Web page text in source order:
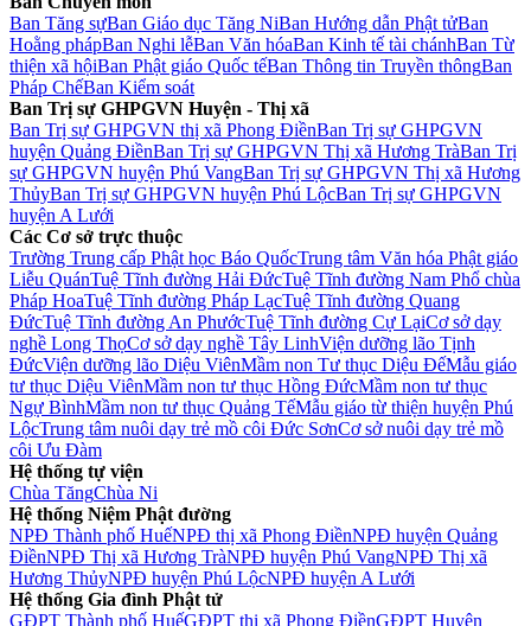
Ban Tăng sựBan Giáo dục Tăng NiBan Hướng dẫn Phật tửBan
Hoằng phápBan Nghi lễBan Văn hóaBan Kinh tế tài chánhBan Từ
thiện xã hộiBan Phật giáo Quốc tếBan Thông tin Truyền thôngBan
Pháp ChếBan Kiểm soát
Ban Trị sự GHPGVN Huyện - Thị xã
Ban Trị sự GHPGVN thị xã Phong ĐiềnBan Trị sự GHPGVN
huyện Quảng ĐiềnBan Trị sự GHPGVN Thị xã Hương TràBan Trị
sự GHPGVN huyện Phú VangBan Trị sự GHPGVN Thị xã Hương
ThủyBan Trị sự GHPGVN huyện Phú LộcBan Trị sự GHPGVN
huyện A Lưới
Các Cơ sở trực thuộc
Trường Trung cấp Phật học Báo QuốcTrung tâm Văn hóa Phật giáo
Liễu QuánTuệ Tĩnh đường Hải ĐứcTuệ Tĩnh đường Nam Phổ chùa
Pháp HoaTuệ Tĩnh đường Pháp LạcTuệ Tĩnh đường Quang
ĐứcTuệ Tĩnh đường An PhướcTuệ Tĩnh đường Cự LạiCơ sở dạy
nghề Long ThọCơ sở dạy nghề Tây LinhViện dưỡng lão Tịnh
ĐứcViện dưỡng lão Diệu ViênMầm non Tư thục Diệu ĐếMẫu giáo
tư thục Diệu ViênMầm non tư thục Hồng ĐứcMầm non tư thục
Ngự BìnhMầm non tư thục Quảng TếMẫu giáo từ thiện huyện Phú
LộcTrung tâm nuôi dạy trẻ mồ côi Đức SơnCơ sở nuôi dạy trẻ mồ
côi Ưu Đàm
Hệ thống tự viện
Chùa TăngChùa Ni
Hệ thống Niệm Phật đường
NPĐ Thành phố HuếNPĐ thị xã Phong ĐiềnNPĐ huyện Quảng
ĐiềnNPĐ Thị xã Hương TràNPĐ huyện Phú VangNPĐ Thị xã
Hương ThủyNPĐ huyện Phú LộcNPĐ huyện A Lưới
Hệ thống Gia đình Phật tử
GĐPT Thành phố HuếGĐPT thị xã Phong ĐiềnGĐPT Huyện